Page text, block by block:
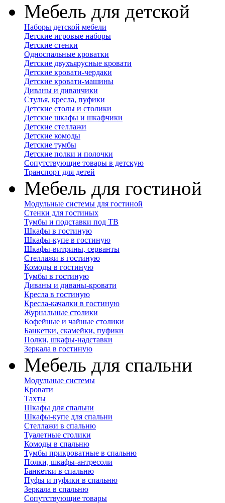
Мебель для детской
Наборы детской мебели
Детские игровые наборы
Детские стенки
Односпальные кроватки
Детские двухъярусные кровати
Детские кровати-чердаки
Детские кровати-машины
Диваны и диванчики
Стулья, кресла, пуфики
Детские столы и столики
Детские шкафы и шкафчики
Детские стеллажи
Детские комоды
Детские тумбы
Детские полки и полочки
Сопутствующие товары в детскую
Транспорт для детей
Мебель для гостиной
Модульные системы для гостиной
Стенки для гостиных
Тумбы и подставки под ТВ
Шкафы в гостиную
Шкафы-купе в гостиную
Шкафы-витрины, серванты
Стеллажи в гостиную
Комоды в гостиную
Тумбы в гостиную
Диваны и диваны-кровати
Кресла в гостиную
Кресла-качалки в гостиную
Журнальные столики
Кофейные и чайные столики
Банкетки, скамейки, пуфики
Полки, шкафы-надставки
Зеркала в гостиную
Мебель для спальни
Модульные системы
Кровати
Тахты
Шкафы для спальни
Шкафы-купе для спальни
Стеллажи в спальню
Туалетные столики
Комоды в спальню
Тумбы прикроватные в спальню
Полки, шкафы-антресоли
Банкетки в спальню
Пуфы и пуфики в спальню
Зеркала в спальню
Сопутствующие товары